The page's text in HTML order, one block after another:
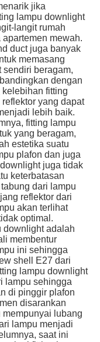
jika
lampu downlight
langit rumah
mewah.
duct juga banyak
memasang
sendiri beragam,
dengan
fitting
yang dapat
lebih baik.
fitting lampu
yang beragam,
estetika suatu
plafon dan juga
juga tidak
keterbatasan
dari lampu
reflektor dari
akan terlihat
optimal.
downlight adalah
membentur
ini sehingga
shell E27 dari
lampu downlight
lampu sehingga
di pinggir plafon
disarankan
lubang
lampu menjadi
saat ini